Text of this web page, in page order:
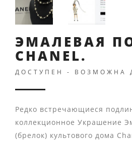
ЭМАЛЕВАЯ
CHANEL.
ДОСТУПЕН - ВОЗМОЖНА
Редко встречающиеся
коллекционное Украшение
(брелок) культового дома